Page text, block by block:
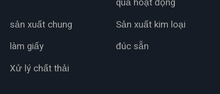
sản xuất chung
Sản xuất kim loại
làm giấy
đúc sẵn
Xử lý chất thải